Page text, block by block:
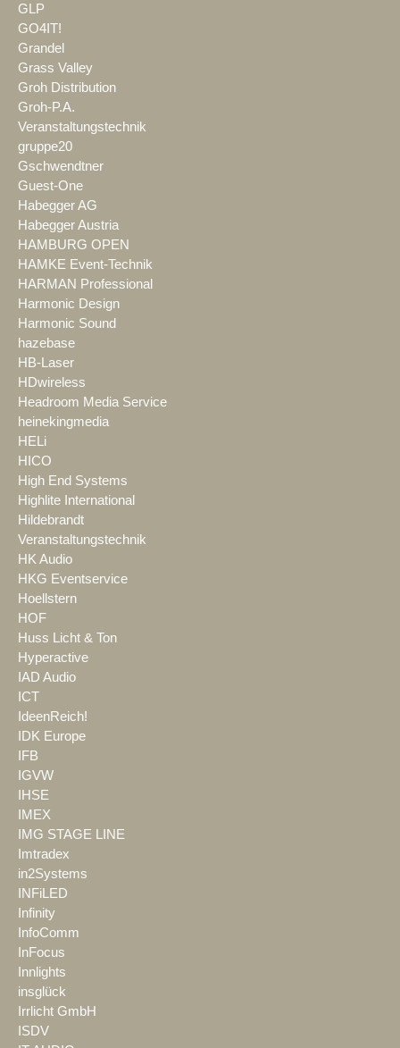
GLP
GO4IT!
Grandel
Grass Valley
Groh Distribution
Groh-P.A.
Veranstaltungstechnik
gruppe20
Gschwendtner
Guest-One
Habegger AG
Habegger Austria
HAMBURG OPEN
HAMKE Event-Technik
HARMAN Professional
Harmonic Design
Harmonic Sound
hazebase
HB-Laser
HDwireless
Headroom Media Service
heinekingmedia
HELi
HICO
High End Systems
Highlite International
Hildebrandt
Veranstaltungstechnik
HK Audio
HKG Eventservice
Hoellstern
HOF
Huss Licht & Ton
Hyperactive
IAD Audio
ICT
IdeenReich!
IDK Europe
IFB
IGVW
IHSE
IMEX
IMG STAGE LINE
Imtradex
in2Systems
INFiLED
Infinity
InfoComm
InFocus
Innlights
insglück
Irrlicht GmbH
ISDV